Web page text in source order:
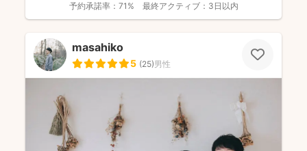
予約承諾率： 71% 最終アクティブ： 3日以内
masahiko
5 (25)男性